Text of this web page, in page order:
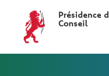
Présidence
Conseil